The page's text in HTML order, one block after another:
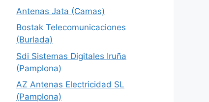
Antenas Jata (Camas)
Bostak Telecomunicaciones
(Burlada)
Sdi Sistemas Digitales Iruña
(Pamplona)
AZ Antenas Electricidad SL
(Pamplona)